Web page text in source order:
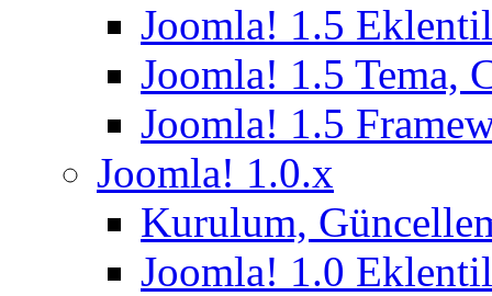
Joomla! 1.5
Joomla! 1.5 Tema,
Joomla! 1.5
Joomla! 1.0.x
Kurulum,
Joomla! 1.0